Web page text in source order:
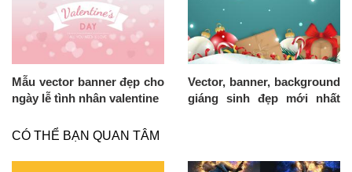
Mẫu vector banner đẹp cho
ngày lễ tình nhân valentine
Vector, banner, background
giáng sinh đẹp mới nhất
CÓ THỂ BẠN QUAN TÂM